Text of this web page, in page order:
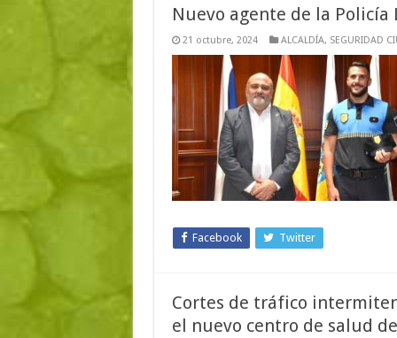
Nuevo agente de la Policía
21 octubre, 2024 ALCALDÍA, SEGURIDAD
Facebook Twitter
Cortes de tráfico
el nuevo centro de salud